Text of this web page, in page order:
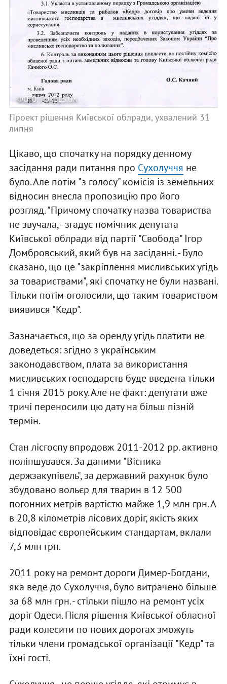
ФОТО: FORBES.UA
Проект рішення Київської облради, ухвалений 31
липня
Цікаво, що спочатку на порядку денному
засідання ради питання про Сухолуччя не
було. Але потім "з голосу" комісія із земельних
відносин внесла пропозицію про його
розгляд. "Причому спочатку назва товариства
не звучала, - згадує помічник депутата
Київської облради від партії "Свобода" Ігор
Домбровський, який був на засіданні. - Було
сказано, що це "закріплення мисливських угідь
за товариствами", які спочатку не були названі.
Тільки потім оголосили, що таким товариством
виявився "Кедр".
Зазначається, що за оренду угідь платити не
доведеться: згідно з українським
законодавством, плата за використання
мисливських господарств буде введена тільки
1 січня 2015 року. Але не факт: депутати вже
тричі переносили цю дату на більш пізній
термін.
Стан лісгоспу впродовж 2011-2012 рр. активно
поліпшувався. За даними "Вісника
держзакупівель", за державний рахунок було
збудовано вольєр для тварин в 12 500
погонних метрів вартістю майже 1,9 млн грн. А
в 20,8 кілометрів лісових доріг, якість яких
відповідає європейським стандартам, вклали
7,3 млн грн.
2011 року на ремонт дороги Димер-Богдани,
яка веде до Сухолуччя, було витрачено більше
за 68 млн грн. - стільки пішло на ремонт усіх
доріг Одеси. Після рішення Київської обласної
ради колесити по нових дорогах зможуть
тільки члени громадської організації "Кедр" та
їхні гості.